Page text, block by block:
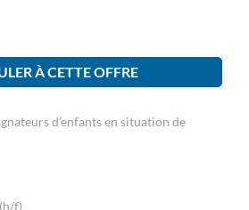
À CETTE OFFRE
d’enfants en situation de
f)